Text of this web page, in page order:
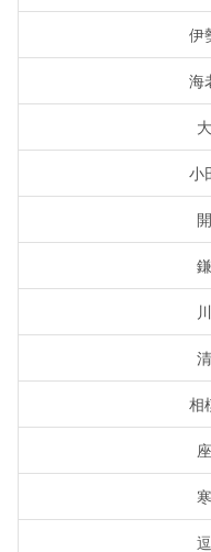
伊
海
小
相